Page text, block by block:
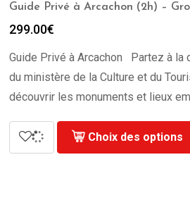
Guide Privé à Arcachon (2h) –
299.00€
Guide Privé à Arcachon Partez à la
du ministère de la Culture et du
découvrir les monuments et lieux
Choix des options